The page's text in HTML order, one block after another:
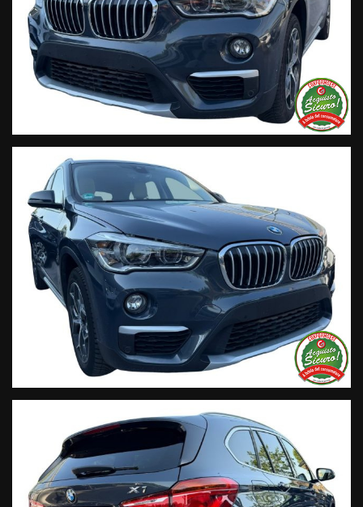
Segui Automobili Vendraminie leggi le recensioni che
descrivono l’esperienza dei nostri clienti:
• Sul nostro sito ufficiale www.automobilivendramini.it dove
potrai trovare l’intero parco auto aggiornato, maggiori foto e
info per ogni singola vettura, i nostri servizi e la nostra storia.
• Sulla nostra pagina Facebook
• Sulla nostra pagina Instagram
• Sul nostro profilo Google Business
Live Chat Whatsapp:
+ 39 347 2621925 Orari Dal lunedì al venerdi 08:3012:00 –
14:30/19:30 Sabato 8:30 12:30 14.30 18.30
Trasparenza:
• Si precisa che le informazioni contenute negli annunci
online e nel proprio sito web sono state compilate con cura
affinché siano il più complete e precise; tuttavia possono
contenere errori e omissioni. Si declina ogni responsabilità
per eventuali involontarie incongruenze che non
rappresentano un impegno contrattuale.